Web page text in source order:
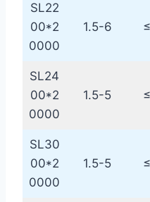
SL22
00*2
0000
1.5-6
SL24
00*2
0000
1.5-5
SL30
00*2
0000
1.5-5